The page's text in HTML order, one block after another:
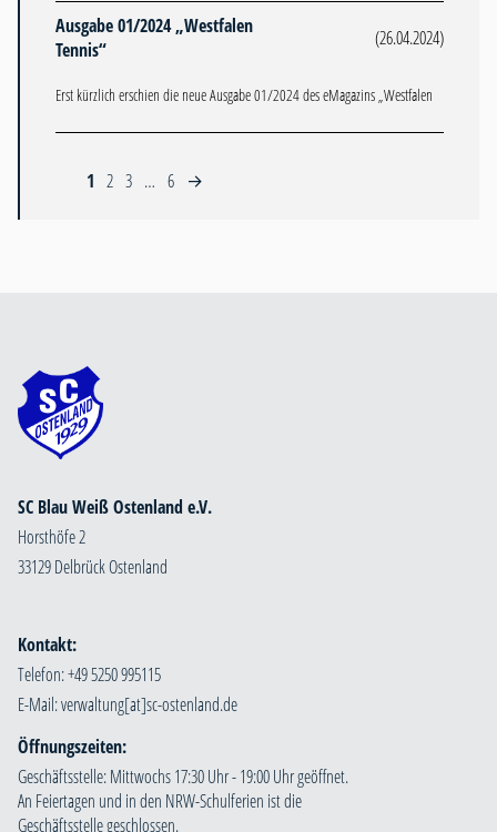
Ausgabe 01/2024 „Westfalen
Tennis“
(26.04.2024)
Erst kürzlich erschien die neue Ausgabe 01/2024 des eMagazins „Westfalen
1 2 3 … 6 →
SC Blau Weiß Ostenland e.V.
Horsthöfe 2
33129 Delbrück Ostenland
Kontakt:
Telefon: +49 5250 995115
E-Mail:
Öffnungszeiten:
Geschäftsstelle: Mittwochs 17:30 Uhr - 19:00 Uhr geöffnet.
An Feiertagen und in den NRW-Schulferien ist die
Geschäftsstelle geschlossen.